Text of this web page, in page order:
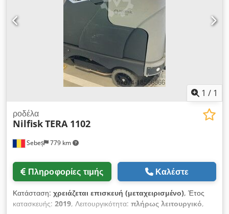
1 / 1
Sebeș 779 km
ροδέλα
NilfiskTERA 1102
Πληροφορίες τιμής Καλέστε
Κατάσταση: χρειάζεται επισκευή (μεταχειρισμένο), Έτος
κατασκευής: 2019, Λειτουργικότητα: πλήρως λειτουργικό,